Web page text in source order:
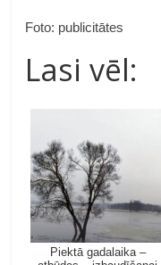
Foto: publicitātes
Lasi vēl:
Piektā gadalaika –